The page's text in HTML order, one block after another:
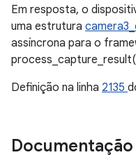
Em resposta, o
uma estrutura
assíncrona para o
Definição na linha 2135